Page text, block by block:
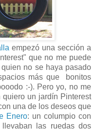
empezó una sección a
que no me puede
no se haya pasado
más que bonitos
:-). Pero yo, no me
un jardín Pinterest
una de los deseos que
Enero: un columpio con
las ruedas dos